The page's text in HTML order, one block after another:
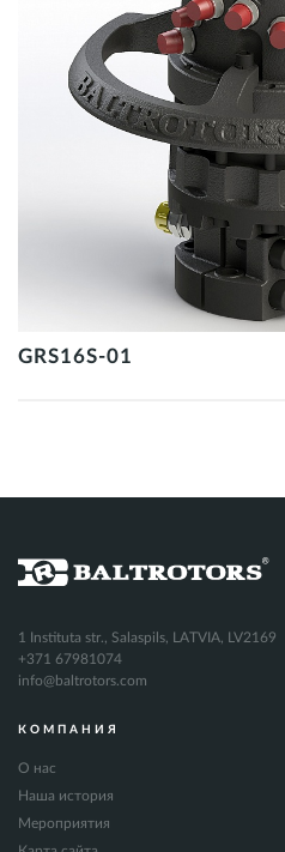
GRS16S-01
1 Instituta str., Salaspils, LATVIA, LV2169
+371 67981074
info@baltrotors.com
КОМПАНИЯ
О нас
Наша история
Мероприятия